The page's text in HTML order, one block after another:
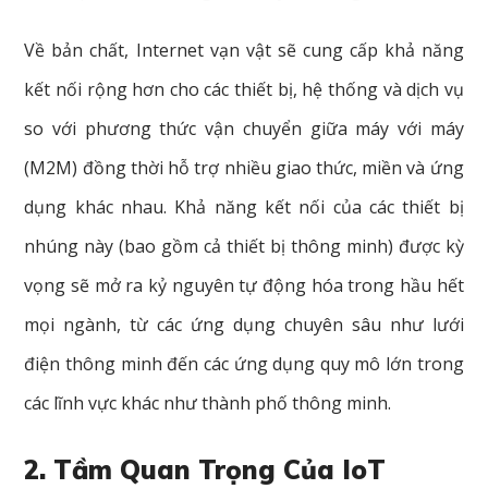
Về bản chất, Internet vạn vật sẽ cung cấp khả năng
kết nối rộng hơn cho các thiết bị, hệ thống và dịch vụ
so với phương thức vận chuyển giữa máy với máy
(M2M) đồngthời hỗ trợ nhiều giao thức, miền và ứng
dụng khác nhau. Khả năng kết nối của các thiết bị
nhúng này (bao gồm cả thiết bị thông minh) được kỳ
vọng sẽ mở ra kỷ nguyên tự động hóa trong hầu hết
mọi ngành, từ các ứng dụng chuyên sâu như lưới
điện thông minh đến các ứng dụng quy mô lớn trong
các lĩnh vực khác như thành phố thông minh.
2. Tầm Quan Trọng Của IoT